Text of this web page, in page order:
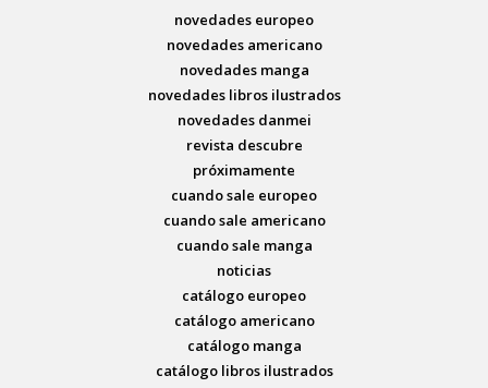
novedades europeo
novedades americano
novedades manga
novedades libros ilustrados
novedades danmei
revista descubre
próximamente
cuando sale europeo
cuando sale americano
cuando sale manga
noticias
catálogo europeo
catálogo americano
catálogo manga
catálogo libros ilustrados